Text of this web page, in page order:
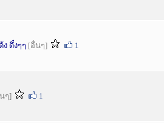
ดึ๋งๆๆ [อื่นๆ] 1
ๆ] 1